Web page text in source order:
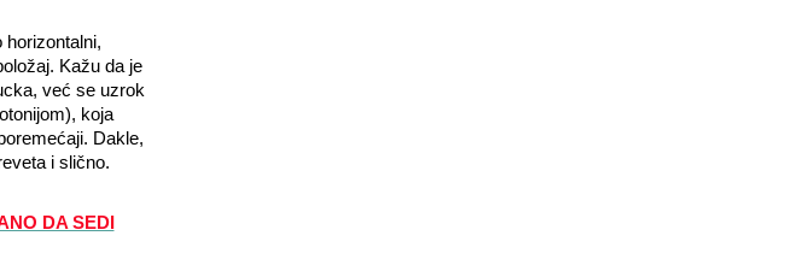
horizontalni,
Kažu da je
već se uzrok
koja
Dakle,
i slično.
DA SEDI